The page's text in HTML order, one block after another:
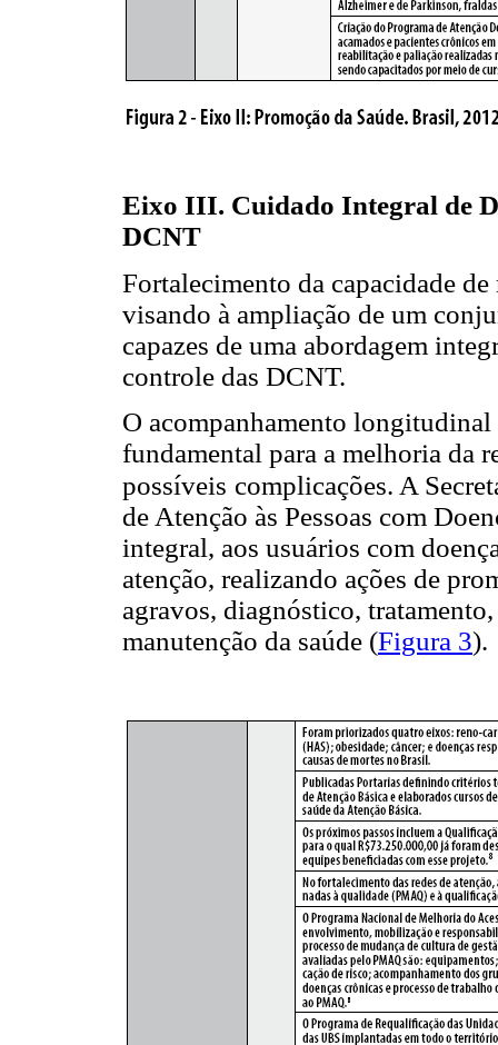
Eixo III. Cuidado Integral de
DCNT
Fortalecimento da capacidade
visando à ampliação de um
capazes de uma abordagem
controle das DCNT.
O acompanhamento
fundamental para a melhoria da
possíveis complicações. A
de Atenção às Pessoas com
integral, aos usuários com
atenção, realizando ações de
agravos, diagnóstico,
manutenção da saúde (Figura 3).